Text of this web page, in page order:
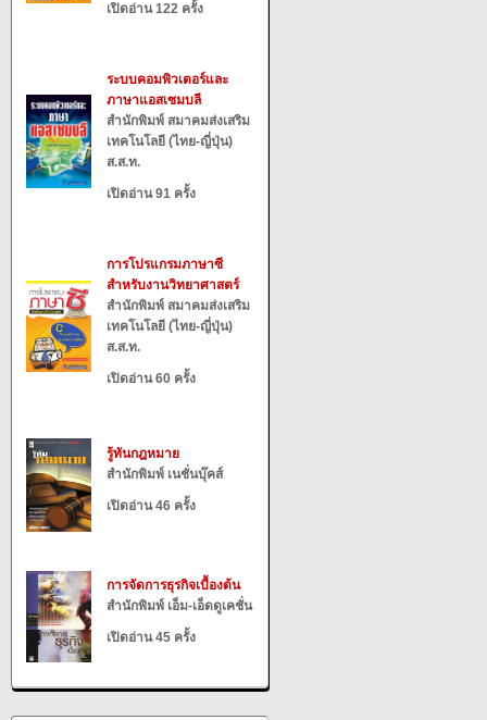
เปิดอ่าน 122 ครั้ง
ระบบคอมพิวเตอร์และ
ภาษาแอสเซมบลี
สำนักพิมพ์ สมาคมส่งเสริม
เทคโนโลยี (ไทย-ญี่ปุ่น)
ส.ส.ท.
เปิดอ่าน 91 ครั้ง
การโปรแกรมภาษาซี
สำหรับงานวิทยาศาสตร์
สำนักพิมพ์ สมาคมส่งเสริม
เทคโนโลยี (ไทย-ญี่ปุ่น)
ส.ส.ท.
เปิดอ่าน 60 ครั้ง
รู้ทันกฎหมาย
สำนักพิมพ์ เนชั่นบุ๊คส์
เปิดอ่าน 46 ครั้ง
การจัดการธุรกิจเบื้องต้น
สำนักพิมพ์ เอ็ม-เอ็ดดูเคชั่น
เปิดอ่าน 45 ครั้ง